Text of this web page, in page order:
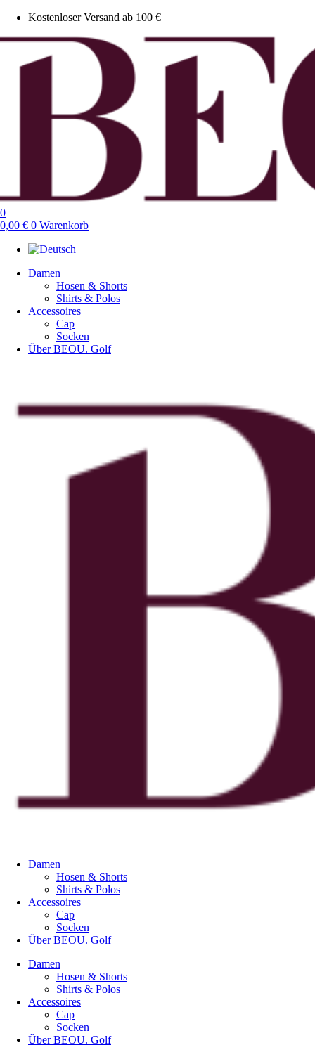
Kostenloser Versand ab 100 €
0
0,00 € 0 Warenkorb
Damen
Hosen & Shorts
Shirts & Polos
Accessoires
Cap
Socken
Über BEOU. Golf
Damen
Hosen & Shorts
Shirts & Polos
Accessoires
Cap
Socken
Über BEOU. Golf
Damen
Hosen & Shorts
Shirts & Polos
Accessoires
Cap
Socken
Über BEOU. Golf